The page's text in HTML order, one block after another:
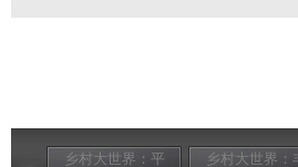
乡村大世界：平
乡村大世界：